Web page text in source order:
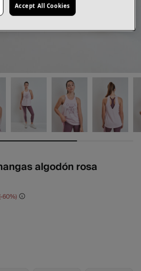
algodón rosa
60
Accept All Cookies